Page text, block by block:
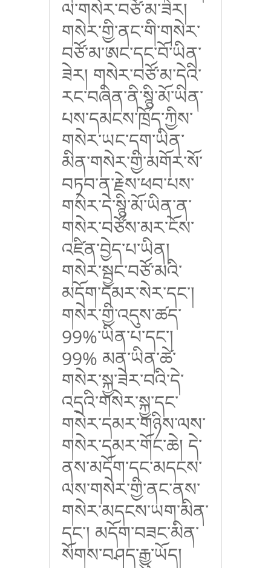
ལ་གསེར་བཙོ་མ་ཟེར།
གསེར་གྱི་ནང་གི་གསེར་
བཙོ་མ་ཨང་དང་བོ་ཡིན་
ཟེར། གསེར་བཙོ་མ་དེའི་
རང་བཞིན་ནི་སྙི་མོ་ཡིན་
པས་དམངས་ཁྲོད་ཀྱིས་
གསེར་ཡང་དག་ཡིན་
མིན་གསེར་གྱི་མགོར་སོ་
བཏབ་ན་རྗེས་ཕབ་པས་
གསེར་དེ་སྙི་མོ་ཡིན་ན་
གསེར་བཙོས་མར་ངོས་
འཛིན་བྱེད་པ་ཡིན།
གསེར་སྦྱང་བཙོ་མའི་
མདོག་དམར་སེར་དང་།
གསེར་གྱི་འདུས་ཚད་
99%་ཡིན་པ་དང་།
99% མན་ཡིན་ཚེ་
གསེར་སྐྱ་ཟེར་བའི་དེ་
འདྲའི་གསེར་སྐྱ་དང་
གསེར་དམར་གཉིས་ལས་
གསེར་དམར་གོང་ཆེ། དེ་
ནས་མདོག་དང་མདངས་
ལས་གསེར་གྱི་ནང་ནས་
གསེར་མདངས་ཡག་མིན་
དང་། མདོག་བཟང་མིན་
སོགས་བཤད་རྒྱུ་ཡོད།